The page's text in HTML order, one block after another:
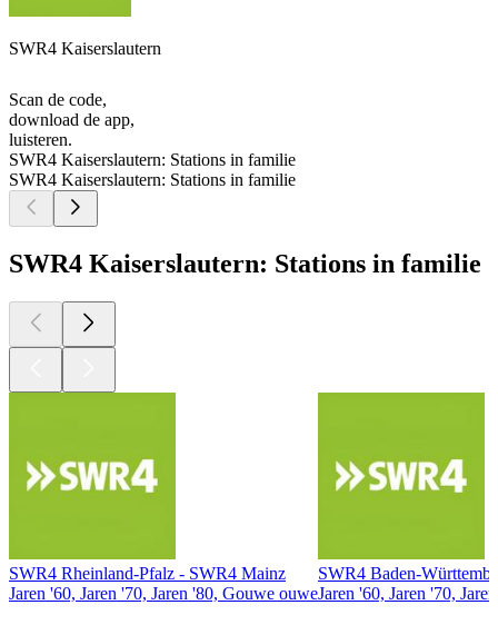
SWR4 Kaiserslautern
Scan de code,
download de app,
luisteren.
SWR4 Kaiserslautern: Stations in familie
SWR4 Kaiserslautern: Stations in familie
SWR4 Kaiserslautern: Stations in familie
SWR4 Rheinland-Pfalz - SWR4 Mainz
Jaren '60, Jaren '70, Jaren '80, Gouwe ouwe
SWR4 Baden-
Jaren '60, Jaren '70,